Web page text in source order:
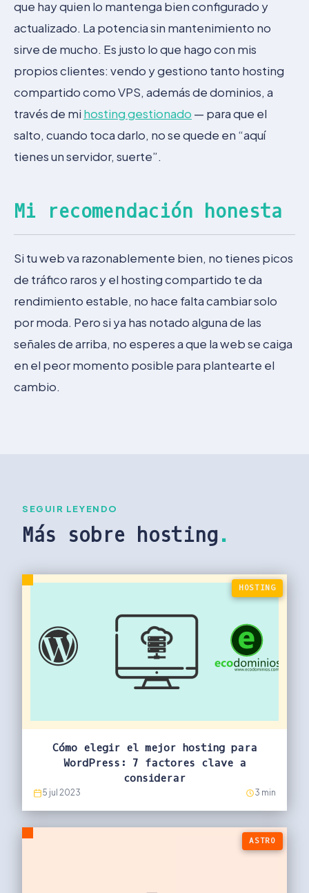
que hay quien lo mantenga bien configurado y
actualizado. La potencia sin mantenimiento no
sirve de mucho. Es justo lo que hago con mis
propios clientes: vendo y gestiono tanto hosting
compartido como VPS, además de dominios, a
través de mi hosting gestionado — para que el
salto, cuando toca darlo, no se quede en “aquí
tienes un servidor, suerte”.
Mi recomendación honesta
Si tu web va razonablemente bien, no tienes picos
de tráfico raros y el hosting compartido te da
rendimiento estable, no hace falta cambiar solo
por moda. Pero si ya has notado alguna de las
señales de arriba, no esperes a que la web se caiga
en el peor momento posible para plantearte el
cambio.
SEGUIR LEYENDO
Más sobre hosting.
HOSTING
Cómo elegir el mejor hosting para
WordPress: 7 factores clave a
considerar
5 jul 2023 3 min
ASTRO